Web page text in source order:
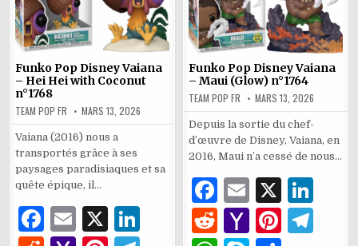
Funko Pop Disney Vaiana
– Hei Hei with Coconut
n°1768
TEAM POP FR MARS 13, 2026
Vaiana (2016) nous a
transportés grâce à ses
paysages paradisiaques et sa
quête épique, il…
F
E
X
Funko Pop Disney Vaiana
– Maui (Glow) n°1764
TEAM POP FR MARS 13, 2026
Depuis la sortie du chef-
d’œuvre de Disney, Vaiana, en
2016, Maui n’a cessé de nous…
F
a
E
m
X
R
Y
Pi